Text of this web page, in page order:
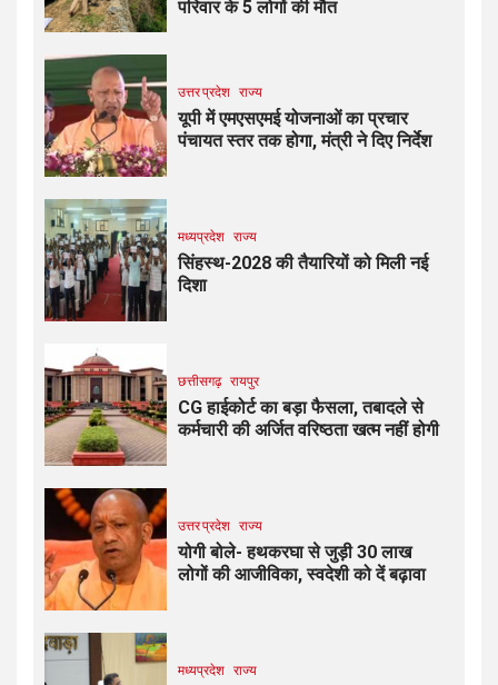
परिवार के 5 लोगों की मौत
उत्तर प्रदेश राज्य
यूपी में एमएसएमई योजनाओं का प्रचार
पंचायत स्तर तक होगा, मंत्री ने दिए निर्देश
मध्यप्रदेश राज्य
सिंहस्थ-2028 की तैयारियों को मिली नई
दिशा
छत्तीसगढ़ रायपुर
CG हाईकोर्ट का बड़ा फैसला, तबादले से
कर्मचारी की अर्जित वरिष्ठता खत्म नहीं होगी
उत्तर प्रदेश राज्य
योगी बोले- हथकरघा से जुड़ी 30 लाख
लोगों की आजीविका, स्वदेशी को दें बढ़ावा
मध्यप्रदेश राज्य